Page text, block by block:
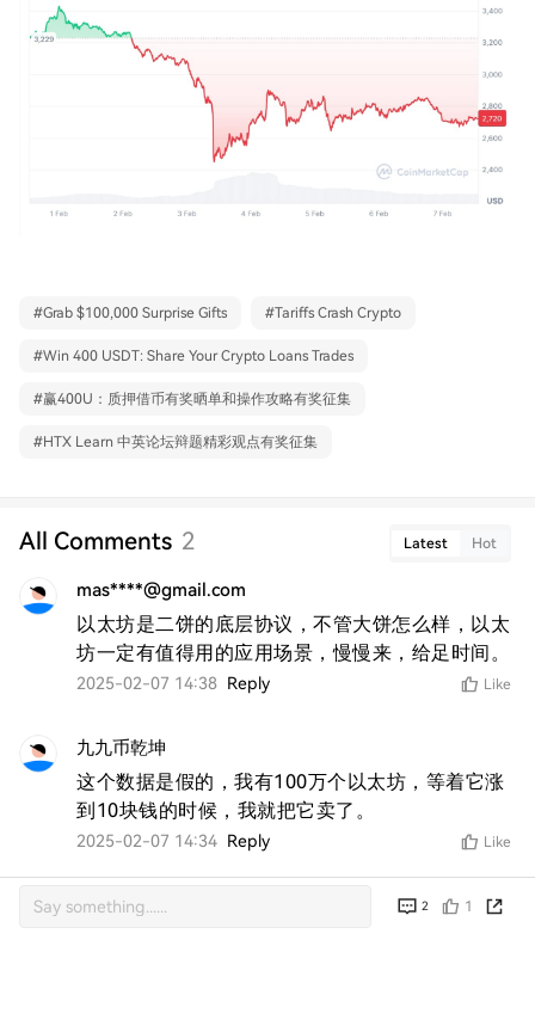
#Grab $100,000 Surprise Gifts #Tariffs Crash Crypto
#Win 400 USDT: Share Your Crypto Loans Trades
#赢400U：质押借币有奖晒单和操作攻略有奖征集
#HTX Learn 中英论坛辩题精彩观点有奖征集
All Comments 2 Latest Hot
mas****@gmail.com
以太坊是二饼的底层协议，不管大饼怎么样，以太
坊一定有值得用的应用场景，慢慢来，给足时间。
2025-02-07 14:38 Reply Like
九九币乾坤
这个数据是假的，我有100万个以太坊，等着它涨
到10块钱的时候，我就把它卖了。
2025-02-07 14:34 Reply Like
2 1